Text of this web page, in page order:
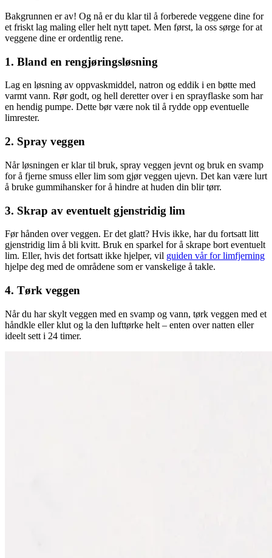
Bakgrunnen er av! Og nå er du klar til å forberede veggene dine for
et friskt lag maling eller helt nytt tapet. Men først, la oss sørge for at
veggene dine er ordentlig rene.
1. Bland en rengjøringsløsning
Lag en løsning av oppvaskmiddel, natron og eddik i en bøtte med
varmt vann. Rør godt, og hell deretter over i en sprayflaske som har
en hendig pumpe. Dette bør være nok til å rydde opp eventuelle
limrester.
2. Spray veggen
Når løsningen er klar til bruk, spray veggen jevnt og bruk en svamp
for å fjerne smuss eller lim som gjør veggen ujevn. Det kan være lurt
å bruke gummihansker for å hindre at huden din blir tørr.
3. Skrap av eventuelt gjenstridig lim
Før hånden over veggen. Er det glatt? Hvis ikke, har du fortsatt litt
gjenstridig lim å bli kvitt. Bruk en sparkel for å skrape bort eventuelt
lim. Eller, hvis det fortsatt ikke hjelper, vil guiden vår for limfjerning
hjelpe deg med de områdene som er vanskelige å takle.
4. Tørk veggen
Når du har skylt veggen med en svamp og vann, tørk veggen med et
håndkle eller klut og la den lufttørke helt – enten over natten eller
ideelt sett i 24 timer.